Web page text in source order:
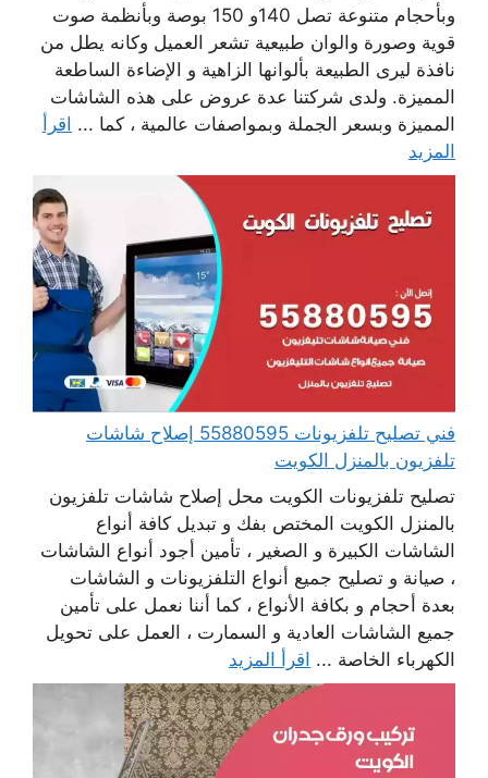
وبأحجام متنوعة تصل 140و 150 بوصة وبأنظمة صوت
قوية وصورة والوان طبيعية تشعر العميل وكانه يطل من
نافذة ليرى الطبيعة بألوانها الزاهية و الإضاءة الساطعة
المميزة. ولدى شركتنا عدة عروض على هذه الشاشات
المميزة وبسعر الجملة وبمواصفات عالمية ، كما ... اقرأ
المزيد
فني تصليح تلفزيونات 55880595 إصلاح شاشات
تلفزيون بالمنزل الكويت
تصليح تلفزيونات الكويت محل إصلاح شاشات تلفزيون
بالمنزل الكويت المختص بفك و تبديل كافة أنواع
الشاشات الكبيرة و الصغير ، تأمين أجود أنواع الشاشات
، صيانة و تصليح جميع أنواع التلفزيونات و الشاشات
بعدة أحجام و بكافة الأنواع ، كما أننا نعمل على تأمين
جميع الشاشات العادية و السمارت ، العمل على تحويل
الكهرباء الخاصة ... اقرأ المزيد